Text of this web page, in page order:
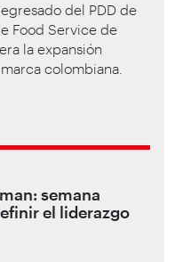
del PDD de
Food Service de
la expansión
colombiana.
semana
el liderazgo